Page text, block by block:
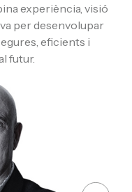
experiència, visió
per desenvolupar
eficients i
futur.